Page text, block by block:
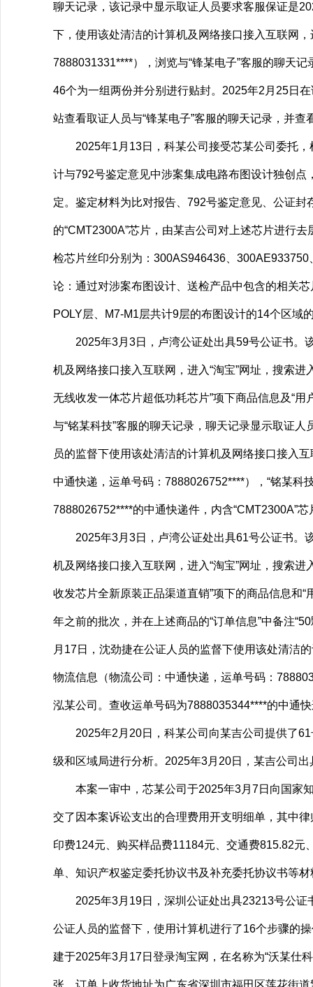
聊天记录，该记录中显示取证人员要求客服保证是
下，使用该处清洁的计算机及网络接口接入互联网
7888031331****），浏览与“锋某电子”客服的聊天
46个为一组两份并分别进行贴封。2025年2月25日
站查看取证人员与“锋某电子”客服的聊天记录，并
2025年1月13日，科某公司接受芯某公司委托，
计与792号鉴定意见中涉案集成电路布图设计独创点
定。鉴定材料为比对报告、792号鉴定意见、公证
的“CMT2300A”芯片，由某吉公司对上述芯片进行
检芯片丝印分别为：300AS946436、
论：通过对涉案布图设计、送检产品中包含的相关
POLY层、M7-M1层共计9层的布图设计的14个区域
2025年3月3日，卢湾公证处出具59号公证书。该
机及网络接口接入互联网，进入“淘宝”网址，搜索
无线收发一体芯片超低功耗芯片”项下商品信息及“
与“铭某科技”客服的聊天记录，聊天记录显示取证
员的监督下使用该处清洁的计算机及网络接口接入
中通快递，运单号码：7888026752****），“铭某科
7888026752****的中通快递件，内含“CMT2300A”
2025年3月3日，卢湾公证处出具61号公证书。该
机及网络接口接入互联网，进入“淘宝”网址，搜索
收发芯片全新原装正品渠道直销”项下的商品信息和
年之前的批次，并在上述商品的“订单信息”中备注
月17日，沈劲捷在公证人员的监督下使用该处清洁
物流信息（物流公司：中通快递，运单号码：
泓某公司。查收运单号码为7888035344****的中通
2025年2月20日，科某公司向某吉公司提供了61
级和区域局进行分析。2025年3月20日，某吉公司
本案一审中，芯某公司于2025年3月7日向国家知
交了因本案诉讼支出的合理费用开支明细单，其中
印费124元、购买样品费11184元、交通费815.82
单、知识产权鉴定委托协议书及补充委托协议书等材
2025年3月19日，深圳公证处出具23213号公证
公证人员的监督下，使用计算机进行了16个步骤的
建于2025年3月17日登录淘宝网，在名称为“沃某仕
张，订单上收货地址为广东省深圳市福田区莲花街